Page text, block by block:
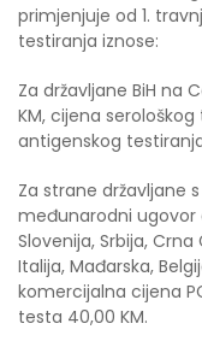
primjenjuje od 1.
testiranja iznose:
Za državljane BiH na
KM, cijena
antigenskog
Za strane državljane
međunarodni ugovor
Slovenija, Srbija,
Italija, Mađarska,
komercijalna cijena
testa 40,00 KM.